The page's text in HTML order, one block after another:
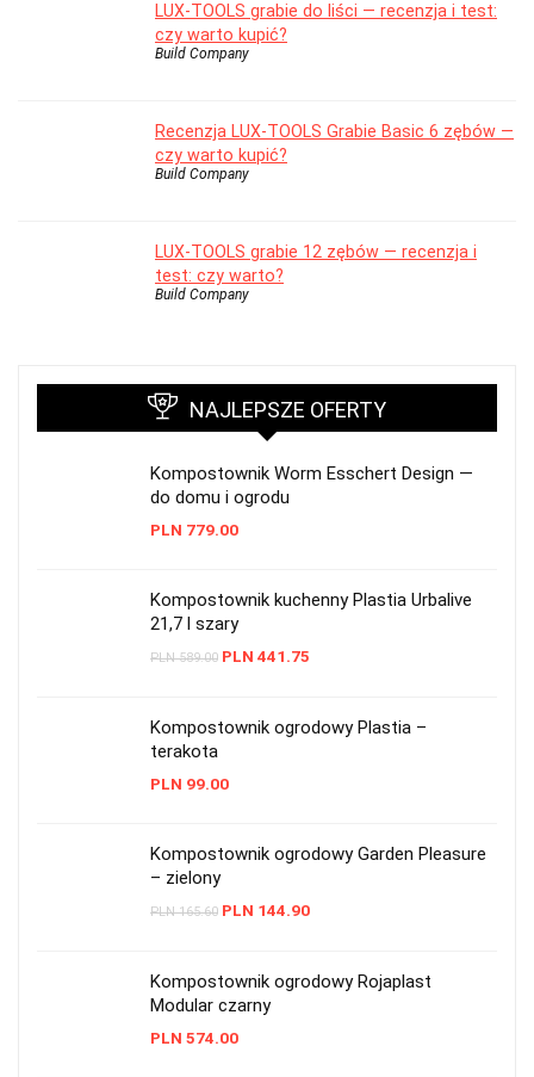
LUX-TOOLS grabie do liści — recenzja i test:
czy warto kupić?
Build Company
Recenzja LUX-TOOLS Grabie Basic 6 zębów —
czy warto kupić?
Build Company
LUX-TOOLS grabie 12 zębów — recenzja i
test: czy warto?
Build Company
NAJLEPSZE OFERTY
Kompostownik Worm Esschert Design —
do domu i ogrodu
PLN 779.00
Kompostownik kuchenny Plastia Urbalive
21,7 l szary
PLN589.00 PLN 441.75
Kompostownik ogrodowy Plastia –
terakota
PLN 99.00
Kompostownik ogrodowy Garden Pleasure
– zielony
PLN165.60 PLN 144.90
Kompostownik ogrodowy Rojaplast
Modular czarny
PLN 574.00